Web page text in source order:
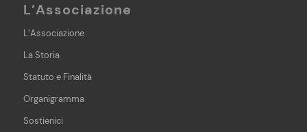
L’Associazione
L’Associazione
La Storia
Statuto e Finalità
Organigramma
Sostienici